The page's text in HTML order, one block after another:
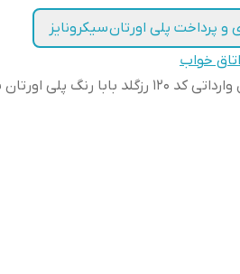
و پرداخت پلی اورتان سیکرونایز
خواب
ترکیب استیل وارداتی کد ۱۲۰ رزگلد بابا